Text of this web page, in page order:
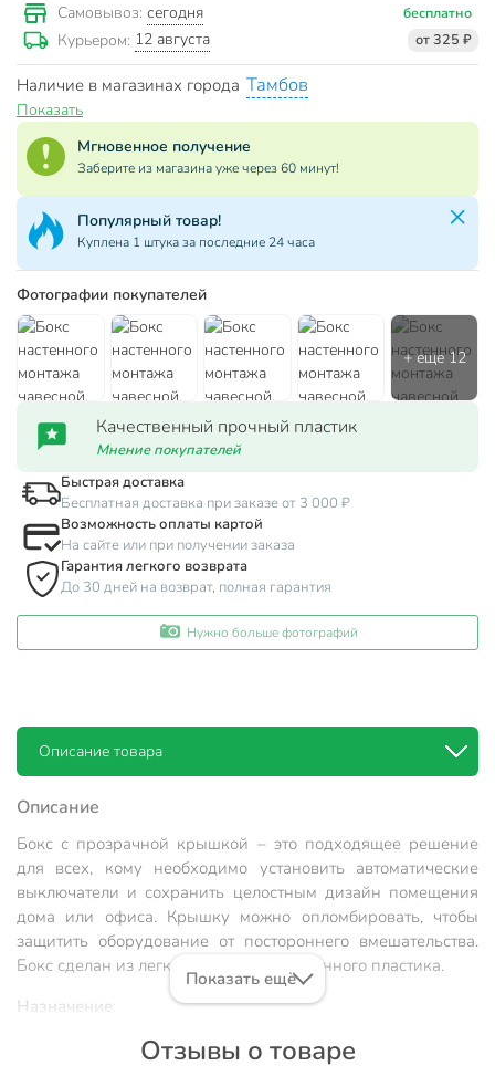
Самовывоз: сегодня бесплатно
Курьером: 12 августа от 325 ₽
Наличие в магазинах города Тамбов
Показать
Мгновенное получение
Заберите из магазина уже через 60 минут!
Популярный товар!
Куплена 1 штука за последние 24 часа
Фотографии покупателей
Качественный прочный пластик
Мнение покупателей
Быстрая доставка
Бесплатная доставка при заказе от 3 000 ₽
Возможность оплаты картой
На сайте или при получении заказа
Гарантия легкого возврата
До 30 дней на возврат, полная гарантия
Нужно больше фотографий
Описание товара
Описание
Бокс с прозрачной крышкой – это подходящее решение
для всех, кому необходимо установить автоматические
выключатели и сохранить целостным дизайн помещения
дома или офиса. Крышку можно опломбировать, чтобы
защитить оборудование от постороннего вмешательства.
Бокс сделан из легкого высококачественного пластика.
Назначение:
Для установки автоматических выключателей с
Показать ещё
Отзывы о товаре